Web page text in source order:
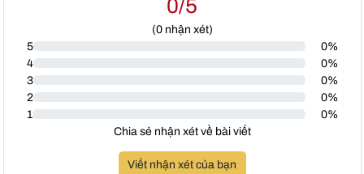
0/5
(0nhận xét)
5
0%
4
0%
3
0%
2
0%
1
0%
Chia sẻ nhận xét về bài viết
Viết nhận xét của bạn